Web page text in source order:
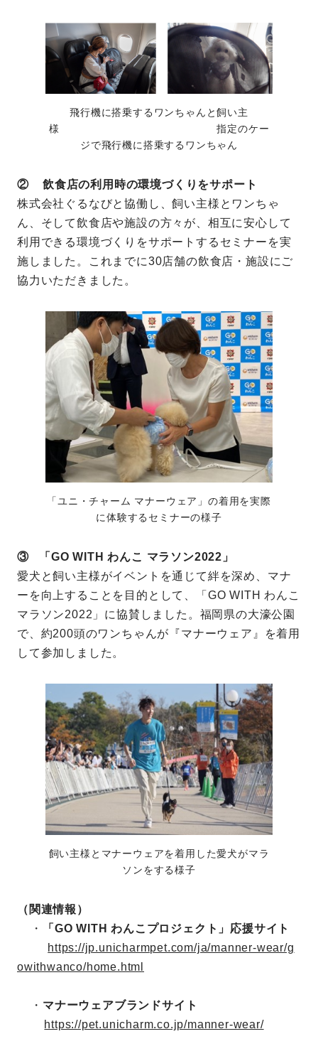
飛行機に搭乗するワンちゃんと飼い主
様 指定のケー
ジで飛行機に搭乗するワンちゃん
② 飲食店の利用時の環境づくりをサポート
株式会社ぐるなびと協働し、飼い主様とワンちゃ
ん、そして飲食店や施設の方々が、相互に安心して
利用できる環境づくりをサポートするセミナーを実
施しました。これまでに30店舗の飲食店・施設にご
協力いただきました。
「ユニ・チャーム マナーウェア」の着用を実際
に体験するセミナーの様子
③ 「GO WITH わんこ マラソン2022」
愛犬と飼い主様がイベントを通じて絆を深め、マナ
ーを向上することを目的として、「GO WITH わんこ
マラソン2022」に協賛しました。福岡県の大濠公園
で、約200頭のワンちゃんが『マナーウェア』を着用
して参加しました。
飼い主様とマナーウェアを着用した愛犬がマラ
ソンをする様子
（関連情報）
・
「GO WITH わんこプロジェクト」応援サイト
https://jp.unicharmpet.com/ja/manner-wear/g
owithwanco/home.html
・ マナーウェアブランドサイト
https://pet.unicharm.co.jp/manner-wear/